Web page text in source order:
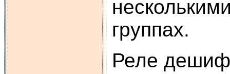
группах.
Реле